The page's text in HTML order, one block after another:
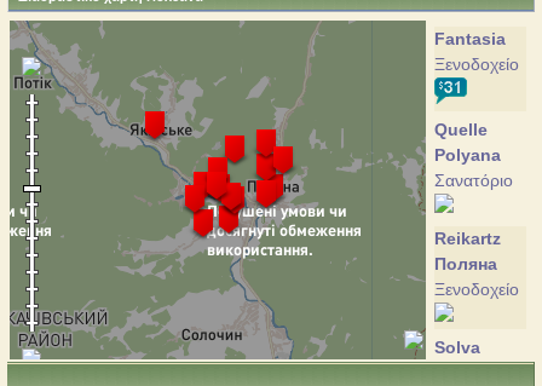
Fantasia
Ξενοδοχείο
Quelle
Polyana
Σανατόριο
Reikartz
Поляна
Ξενοδοχείο
Solva